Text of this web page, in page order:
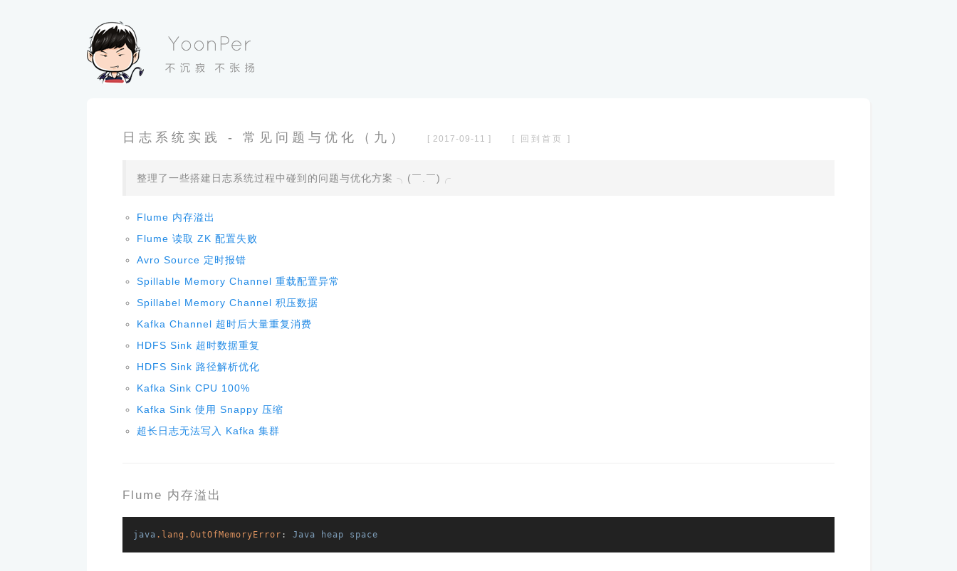
日志系统实践 - 常见问题与优化（九） [ 2017-09-11 ] [ 回到首页 ]
整理了一些搭建日志系统过程中碰到的问题与优化方案 ╮(￣.￣)╭
Flume 内存溢出
Flume 读取 ZK 配置失败
Avro Source 定时报错
Spillable Memory Channel 重载配置异常
Spillabel Memory Channel 积压数据
Kafka Channel 超时后大量重复消费
HDFS Sink 超时数据重复
HDFS Sink 路径解析优化
Kafka Sink CPU 100%
Kafka Sink 使用 Snappy 压缩
超长日志无法写入 Kafka 集群
Flume 内存溢出
java .lang .OutOfMemoryError : Java heap space